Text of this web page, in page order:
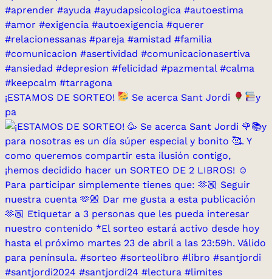
¡ESTAMOS DE SORTEO! Se acerca Sant Jordi
y
pa